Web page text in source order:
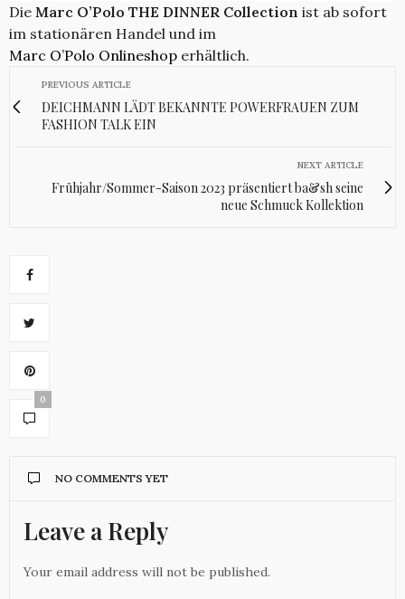
Die Marc O’Polo THE DINNER Collection ist ab sofort
im stationären Handel und im
Marc O’Polo Onlineshop erhältlich.
PREVIOUS ARTICLE
DEICHMANN LÄDT BEKANNTE POWERFRAUEN ZUM
FASHION TALK EIN
NEXT ARTICLE
Frühjahr/Sommer-Saison 2023 präsentiert ba&sh seine
neue Schmuck Kollektion
0
NO COMMENTS YET
Leave a Reply
Your email address will not be published.